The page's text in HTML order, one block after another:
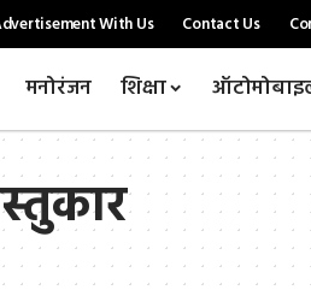
With Us Contact Us
मनोरंजन शिक्षा